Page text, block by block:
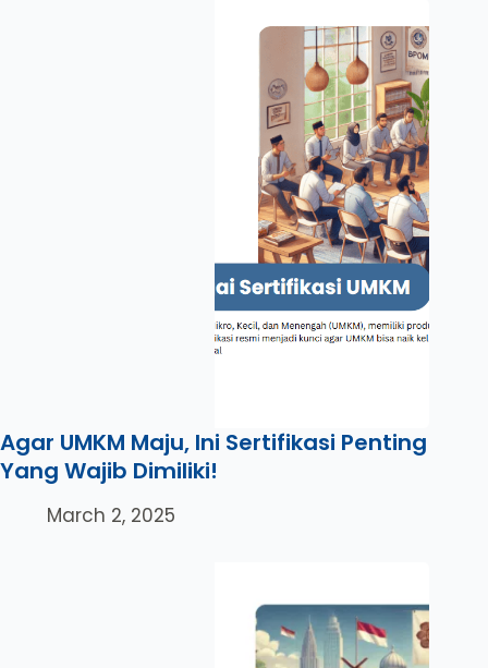
Agar UMKM Maju, Ini Sertifikasi Penting
Yang Wajib Dimiliki!
March 2, 2025